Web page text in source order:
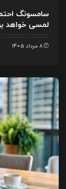
سامسونگ
لمسی خواهد
8 مرداد 1405